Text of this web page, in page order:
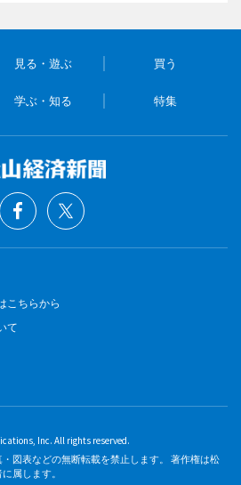
見る・遊ぶ 買う
学ぶ・知る 特集
こちらから
て
Inc. All rights reserved.
図表などの無断転載を禁止します。 著作権は松
属します。